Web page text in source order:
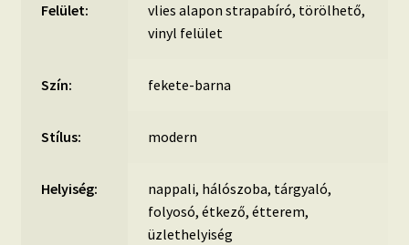
Felület:
vlies alapon strapabíró, törölhető,
vinyl felület
Szín: fekete-barna
Stílus: modern
Helyiség:
nappali, hálószoba, tárgyaló,
folyosó, étkező, étterem,
üzlethelyiség